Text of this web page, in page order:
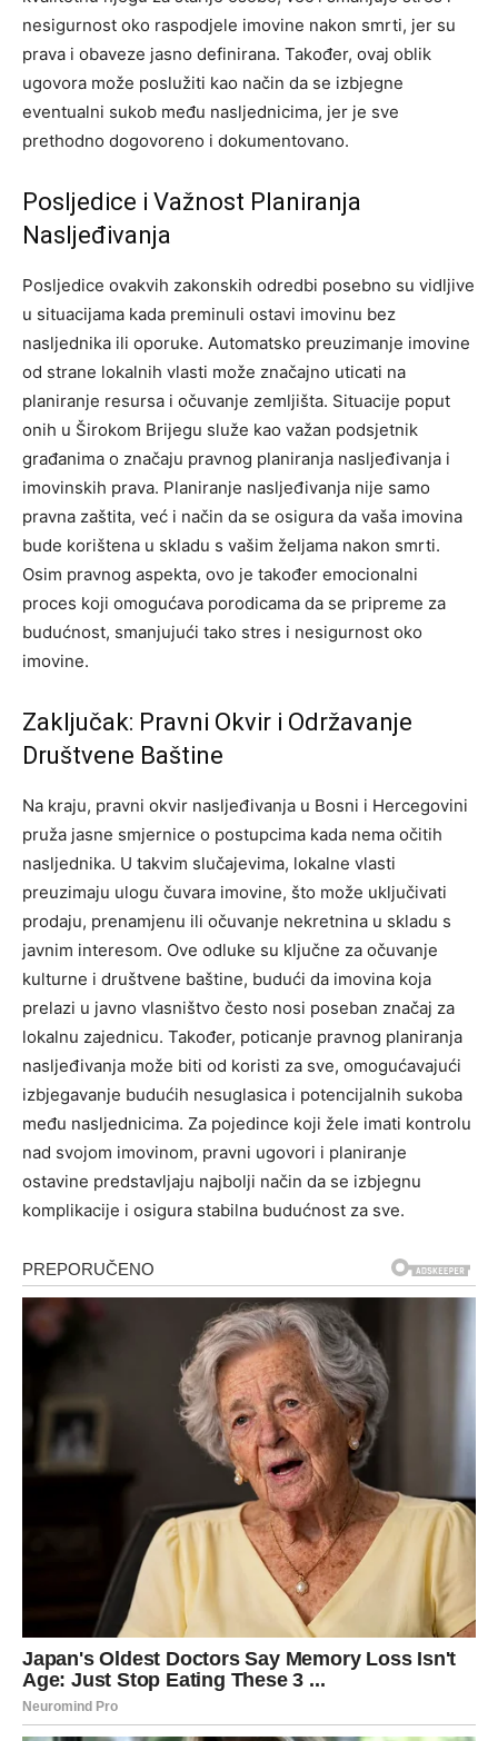
nesigurnost oko raspodjele imovine nakon smrti, jer su
prava i obaveze jasno definirana. Također, ovaj oblik
ugovora može poslužiti kao način da se izbjegne
eventualni sukob među nasljednicima, jer je sve
prethodno dogovoreno i dokumentovano.
Posljedice i Važnost Planiranja
Nasljeđivanja
Posljedice ovakvih zakonskih odredbi posebno su vidljive
u situacijama kada preminuli ostavi imovinu bez
nasljednika ili oporuke. Automatsko preuzimanje imovine
od strane lokalnih vlasti može značajno uticati na
planiranje resursa i očuvanje zemljišta. Situacije poput
onih u Širokom Brijegu služe kao važan podsjetnik
građanima o značaju pravnog planiranja nasljeđivanja i
imovinskih prava. Planiranje nasljeđivanja nije samo
pravna zaštita, već i način da se osigura da vaša imovina
bude korištena u skladu s vašim željama nakon smrti.
Osim pravnog aspekta, ovo je također emocionalni
proces koji omogućava porodicama da se pripreme za
budućnost, smanjujući tako stres i nesigurnost oko
imovine.
Zaključak: Pravni Okvir i Održavanje
Društvene Baštine
Na kraju, pravni okvir nasljeđivanja u Bosni i Hercegovini
pruža jasne smjernice o postupcima kada nema očitih
nasljednika. U takvim slučajevima, lokalne vlasti
preuzimaju ulogu čuvara imovine, što može uključivati
prodaju, prenamjenu ili očuvanje nekretnina u skladu s
javnim interesom. Ove odluke su ključne za očuvanje
kulturne i društvene baštine, budući da imovina koja
prelazi u javno vlasništvo često nosi poseban značaj za
lokalnu zajednicu. Također, poticanje pravnog planiranja
nasljeđivanja može biti od koristi za sve, omogućavajući
izbjegavanje budućih nesuglasica i potencijalnih sukoba
među nasljednicima. Za pojedince koji žele imati kontrolu
nad svojom imovinom, pravni ugovori i planiranje
ostavine predstavljaju najbolji način da se izbjegnu
komplikacije i osigura stabilna budućnost za sve.